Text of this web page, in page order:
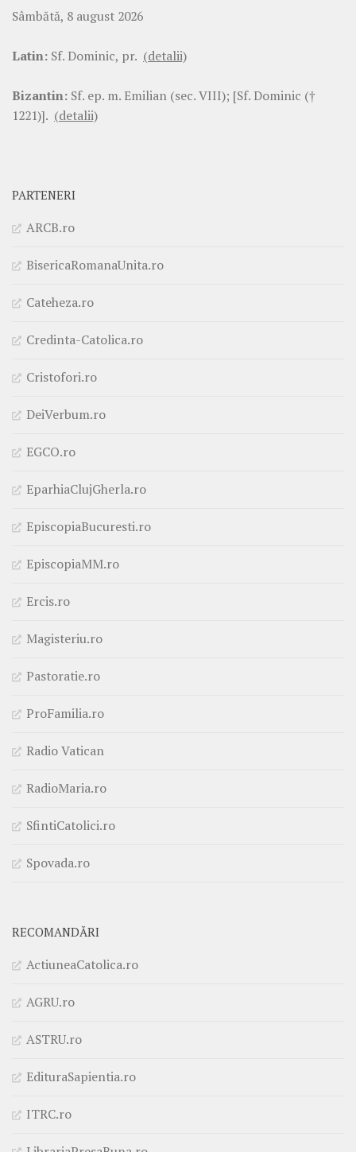
Sâmbătă, 8 august 2026
Latin: Sf. Dominic, pr. (detalii)
Bizantin: Sf. ep. m. Emilian (sec. VIII); [Sf. Dominic (†
1221)]. (detalii)
PARTENERI
ARCB.ro
BisericaRomanaUnita.ro
Cateheza.ro
Credinta-Catolica.ro
Cristofori.ro
DeiVerbum.ro
EGCO.ro
EparhiaClujGherla.ro
EpiscopiaBucuresti.ro
EpiscopiaMM.ro
Ercis.ro
Magisteriu.ro
Pastoratie.ro
ProFamilia.ro
Radio Vatican
RadioMaria.ro
SfintiCatolici.ro
Spovada.ro
RECOMANDĂRI
ActiuneaCatolica.ro
AGRU.ro
ASTRU.ro
EdituraSapientia.ro
ITRC.ro